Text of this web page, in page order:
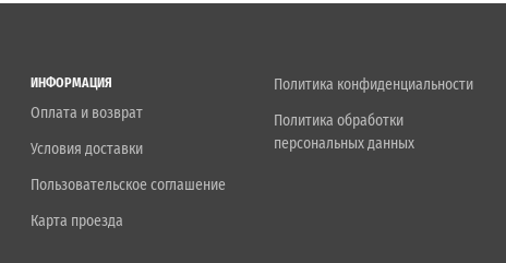
ИНФОРМАЦИЯ
Оплата и возврат
Условия доставки
Пользовательское соглашение
Карта проезда
Политика конфиденциальности
Политика обработки
персональных данных